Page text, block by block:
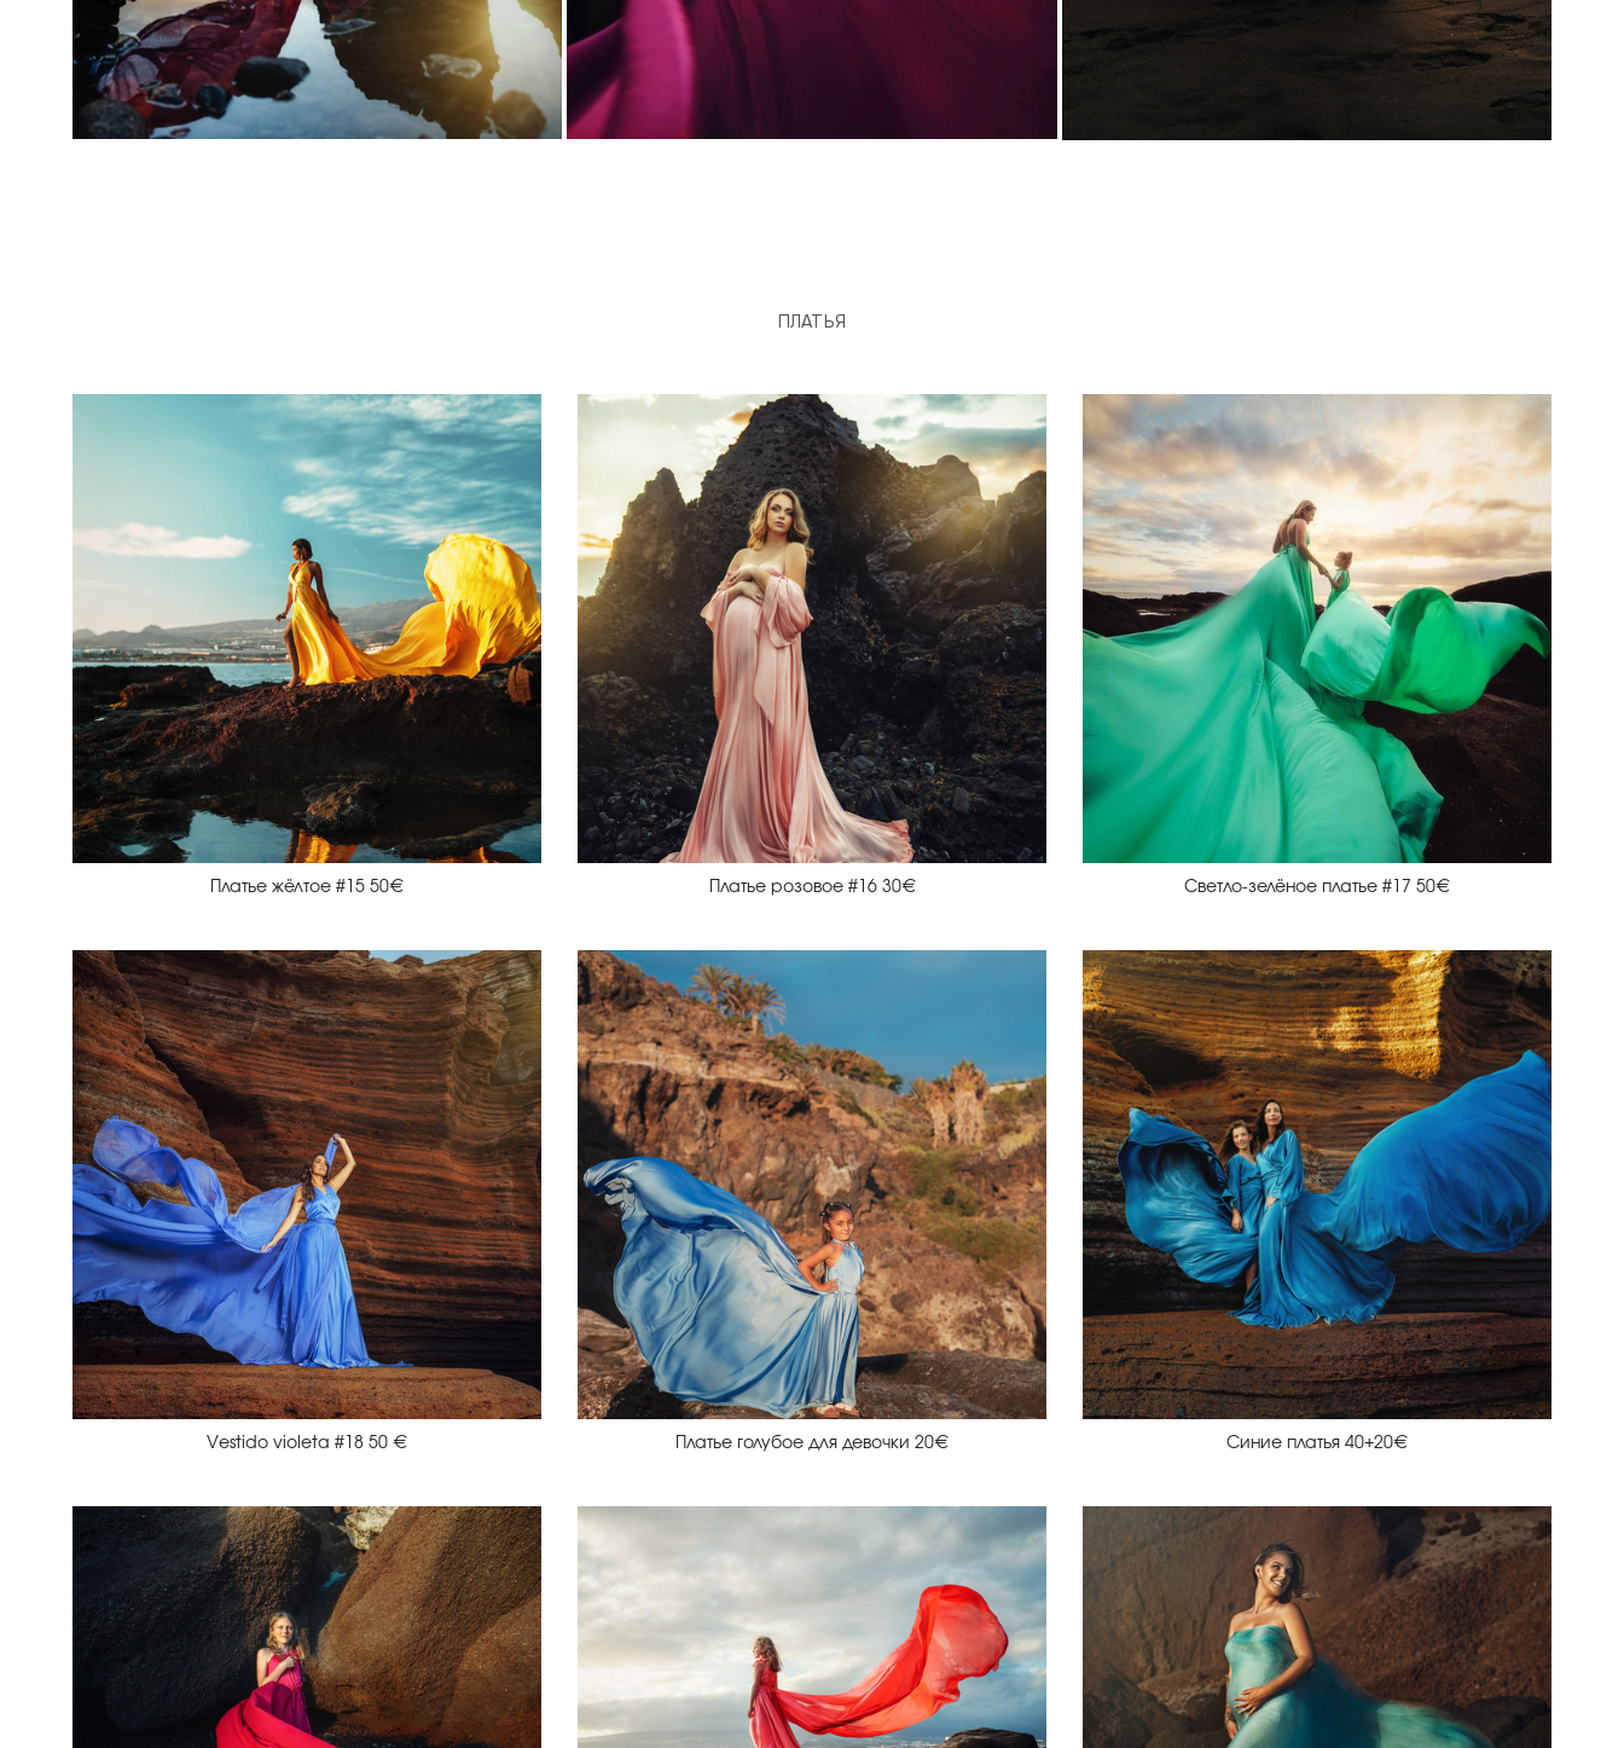
ПЛАТЬЯ
Платье жёлтое #15 50€ Платье розовое #16 30€ Светло-зелёное платье #17 50€
Vestido violeta #18 50 € Платье голубое для девочки 20€ Синие платья 40+20€